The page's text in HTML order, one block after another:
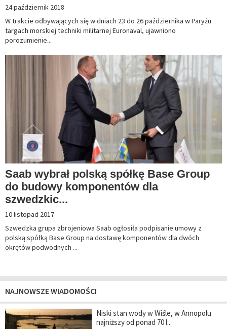
24 październik 2018
W trakcie odbywających się w dniach 23 do 26 października w Paryżu
targach morskiej techniki militarnej Euronaval, ujawniono
porozumienie...
Saab wybrał polską spółkę Base Group
do budowy komponentów dla
szwedzkic...
10 listopad 2017
Szwedzka grupa zbrojeniowa Saab ogłosiła podpisanie umowy z
polską spółką Base Group na dostawę komponentów dla dwóch
okrętów podwodnych ...
NAJNOWSZE WIADOMOŚCI
Niski stan wody w Wiśle, w Annopolu
najniższy od ponad 70 l...